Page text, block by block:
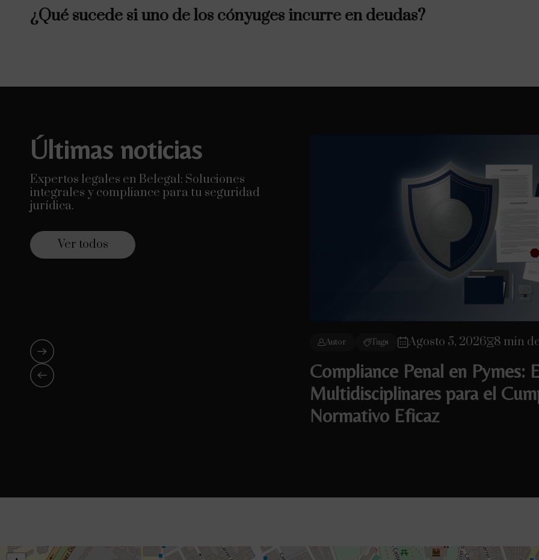
¿Qué sucede si uno de los cónyuges incurre en deudas?
Últimas noticias
Expertos legales en Belegal: Soluciones
integrales y compliance para tu seguridad
jurídica.
Ver todos
Autor Tags Agosto 5, 2026 8 min
Compliance Penal en Pymes:
Multidisciplinares para el
Normativo Eficaz